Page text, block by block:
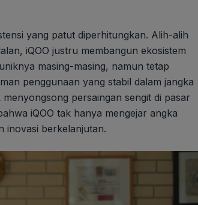
yang patut diperhitungkan. Alih-alih
iQOO justru membangun ekosistem
masing-masing, namun tetap
penggunaan yang stabil dalam jangka
persaingan sengit di pasar
iQOO tak hanya mengejar angka
inovasi berkelanjutan.